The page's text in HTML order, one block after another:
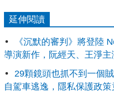
延伸閱讀
《沉默的審判》將登陸
導演新作，阮經天、王淨主
29顆鏡頭也抓不到一個
自駕車逃逸，隱私保護政